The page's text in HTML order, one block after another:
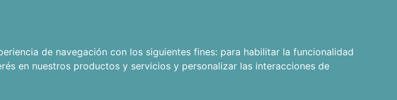
de navegación con los siguientes fines: para habilitar la funcionalidad
en nuestros productos y servicios y personalizar las interacciones de